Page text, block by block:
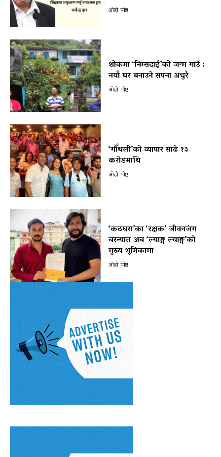
ओहो पोष्ट
शोकमा ‘निम्सदाई’को जन्म गाउँ :
नयाँ घर बनाउने सपना अधुरै
ओहो पोष्ट
‘गौँथली’को व्यापार साढे १३
करोडमाथि
ओहो पोष्ट
‘कठघरा’का ‘रक्षक’ जीवनजंग
बस्न्यात अब ‘ल्याङ्ग ल्याङ्ग’को
मुख्य भूमिकामा
ओहो पोष्ट